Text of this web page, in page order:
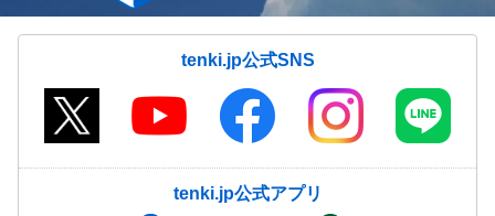
tenki.jp公式SNS
tenki.jp公式アプリ